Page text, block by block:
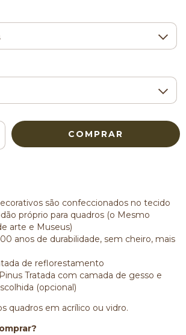
são confeccionados no tecido
próprio para quadros (o Mesmo
arte e Museus)
anos de durabilidade, sem cheiro, mais
de reflorestamento
Tratada com camada de gesso e
(opcional)
quadros em acrílico ou vidro.